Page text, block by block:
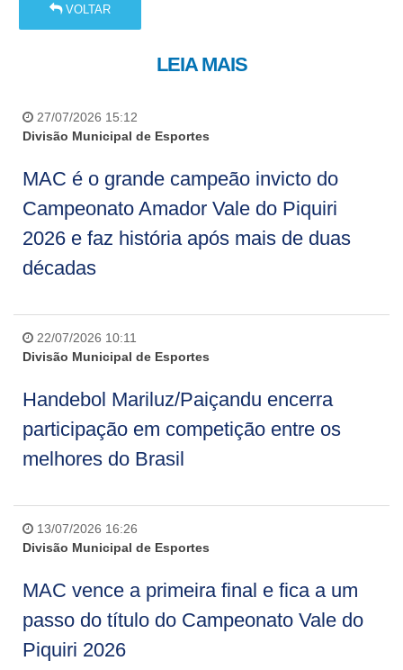
VOLTAR
LEIA MAIS
27/07/2026 15:12
Divisão Municipal de Esportes
MAC é o grande campeão invicto do
Campeonato Amador Vale do Piquiri
2026 e faz história após mais de duas
décadas
22/07/2026 10:11
Divisão Municipal de Esportes
Handebol Mariluz/Paiçandu encerra
participação em competição entre os
melhores do Brasil
13/07/2026 16:26
Divisão Municipal de Esportes
MAC vence a primeira final e fica a um
passo do título do Campeonato Vale do
Piquiri 2026